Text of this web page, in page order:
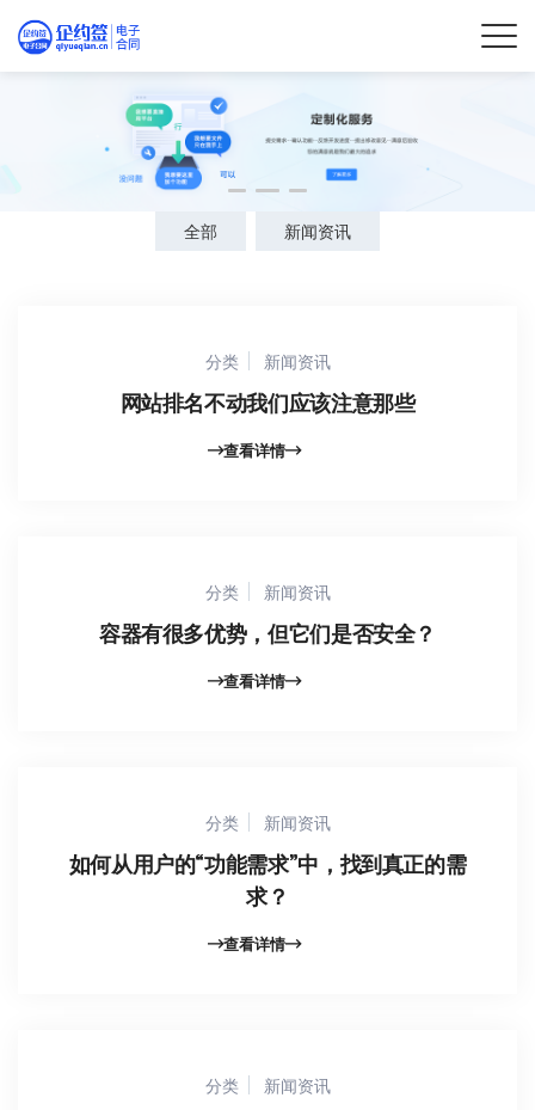
全部 新闻资讯
分类 新闻资讯
网站排名不动我们应该注意那些
查看详情
分类 新闻资讯
容器有很多优势，但它们是否安全？
查看详情
分类 新闻资讯
如何从用户的“功能需求”中，找到真正的需
求？
查看详情
分类 新闻资讯